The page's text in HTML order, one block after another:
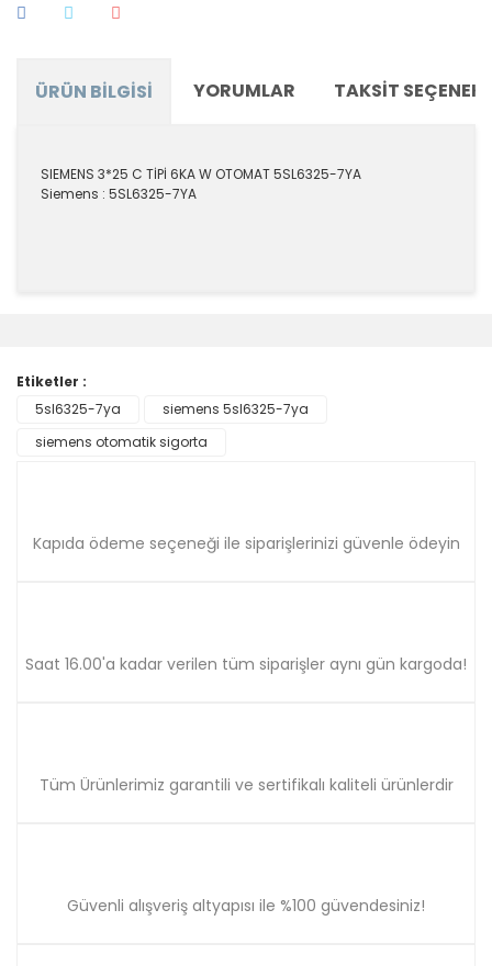
ÜRÜN BILGISI YORUMLAR TAKSIT
SIEMENS 3*25 C TİPİ 6KA W OTOMAT 5SL6325-7YA
Siemens : 5SL6325-7YA
Ürün resmi kalitesiz, bozuk veya görüntülenemiyor.
Ürün açıklamasında eksik bilgiler bulunuyor.
Bu ürüne benzer farklı alternatifler olmalı.
Gönder
Etiketler :
5sl6325-7ya
siemens 5sl6325-7ya
siemens otomatik sigorta
Kapıda ödeme seçeneği ile siparişlerinizi güvenle ödeyin
Saat 16.00'a kadar verilen tüm siparişler aynı gün kargoda!
Tüm Ürünlerimiz garantili ve sertifikalı kaliteli ürünlerdir
Güvenli alışveriş altyapısı ile %100 güvendesiniz!